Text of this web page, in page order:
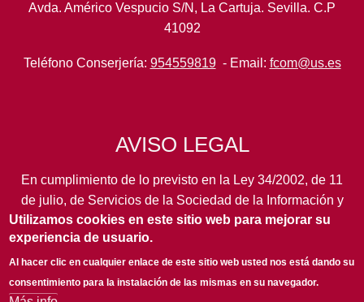
Avda. Américo Vespucio S/N, La Cartuja. Sevilla. C.P
41092
Teléfono Conserjería: 954559819- Email: fcom@us.es
AVISO LEGAL
En cumplimiento de lo previsto en la Ley 34/2002, de 11
de julio, de Servicios de la Sociedad de la Información y
de Comercio Electrónico, así como en otras normas de
legal aplicación, se pone en conocimiento de los
usuarios de este portal de laUniversidad de Sevillalos
siguientes datos de información general...leer más
Utilizamos cookies en este sitio web para mejorar su
experiencia de usuario.
Al hacer clic en cualquier enlace de este sitio web usted nos está dando su
consentimiento para la instalación de las mismas en su navegador.